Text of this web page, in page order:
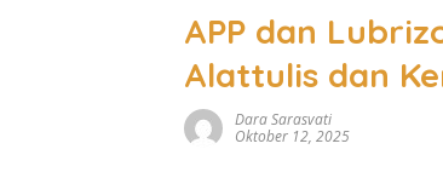
APP dan
Alattulis dan
Dara Sarasvati
Oktober 12, 2025